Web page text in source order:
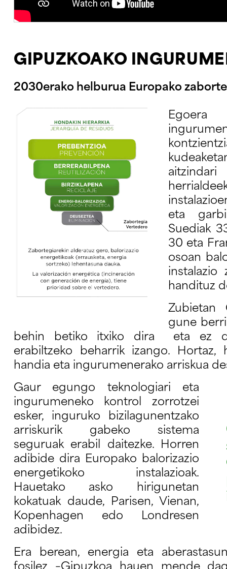
GIPUZKOAKO
2030erako helburua Europako
eta
Suediak
30 eta
osoan
handituz
Zubietan
gune
behin betiko itxiko dira eta ez
erabiltzeko beharrik izango. Hortaz,
handia eta ingurumenerako arriskua
Gaur egungo teknologiari eta
ingurumeneko kontrol zorrotzei
esker, inguruko bizilagunentzako
arriskurik gabeko sistema
seguruak erabil daitezke. Horren
adibide dira Europako balorizazio
energetikoko instalazioak.
Hauetako asko hirigunetan
kokatuak daude, Parisen, Vienan,
Kopenhagen edo Londresen
adibidez.
Era berean, energia eta